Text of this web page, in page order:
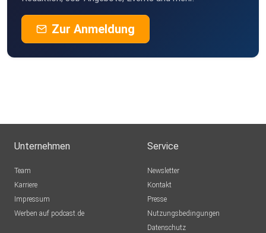
Zur Anmeldung
Unternehmen
Team
Karriere
Impressum
Werben auf podcast.de
Service
Newsletter
Kontakt
Presse
Nutzungsbedingungen
Datenschutz